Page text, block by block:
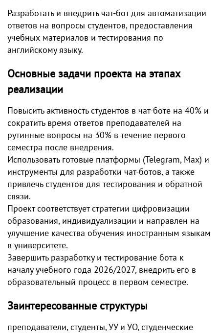
Разработать и внедрить чат-бот для автоматизации
ответов на вопросы студентов, предоставления
учебных материалов и тестирования по
английскому языку.
Основные задачи проекта на этапах
реализации
Повысить активность студентов в чат-боте на 40% и
сократить время ответов преподавателей на
рутинные вопросы на 30% в течение первого
семестра после внедрения.
Использовать готовые платформы (Telegram, Max) и
инструменты для разработки чат-ботов, а также
привлечь студентов для тестирования и обратной
связи.
Проект соответствует стратегии цифровизации
образования, индивидуализации и направлен на
улучшение качества обучения иностранным языкам
в университете.
Завершить разработку и тестирование бота к
началу учебного года 2026/2027, внедрить его в
образовательный процесс в первом семестре.
Заинтересованные структуры
преподаватели, студенты, УУ и УО, студенческие